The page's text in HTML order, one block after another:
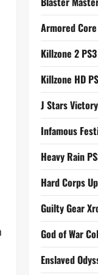
Armored
Killzone 2
Killzone HD
J Stars
Infamous
Heavy Rain
Hard Corps
Guilty Gear
God of War
Enslaved